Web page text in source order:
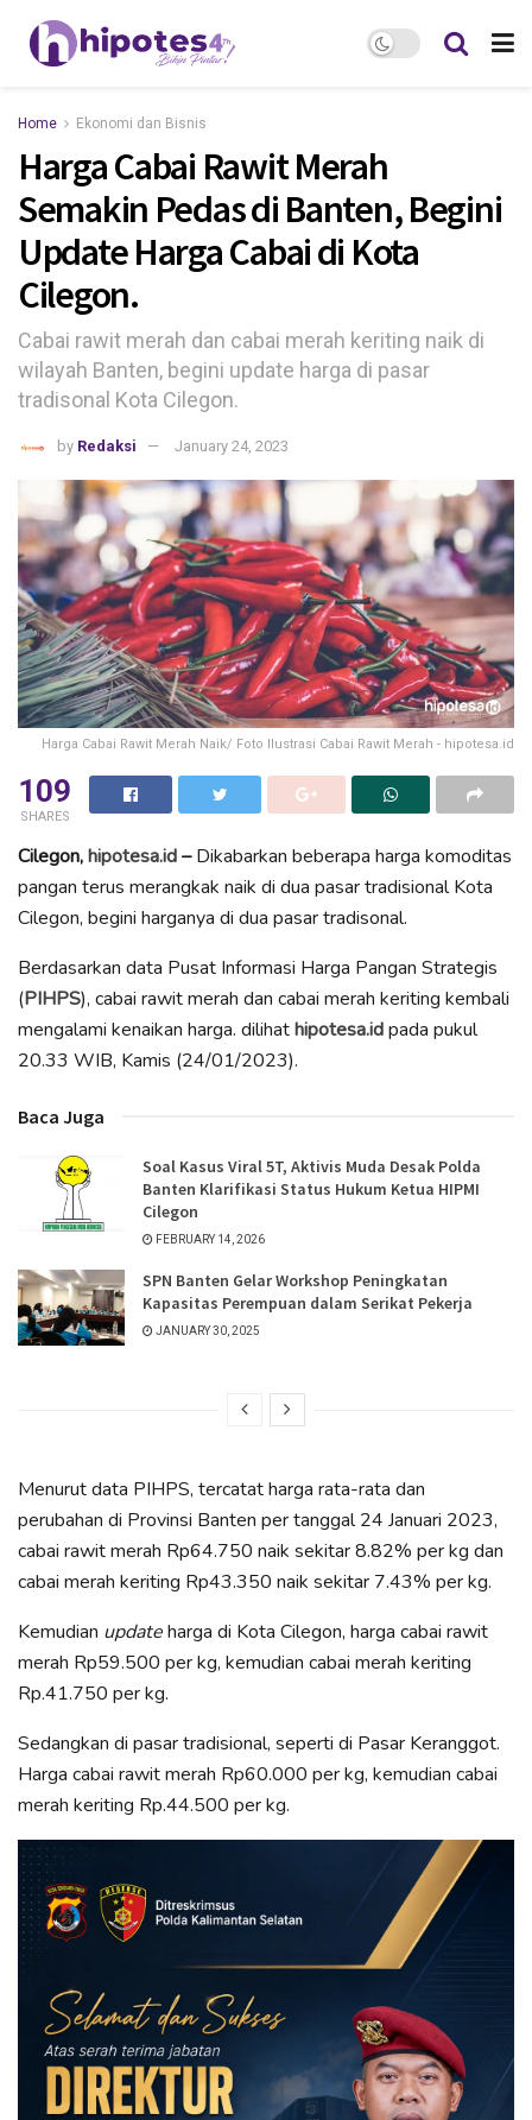
Home Ekonomi dan Bisnis
Harga Cabai Rawit Merah
Semakin Pedas di Banten, Begini
Update Harga Cabai di Kota
Cilegon.
Cabai rawit merah dan cabai merah keriting naik di
wilayah Banten, begini update harga di pasar
tradisonal Kota Cilegon.
by Redaksi January 24, 2023
Harga Cabai Rawit Merah Naik/ Foto Ilustrasi Cabai Rawit Merah - hipotesa.id
109
SHARES
Cilegon,hipotesa.id–Dikabarkan beberapa harga komoditas
pangan terus merangkak naik di dua pasar tradisional Kota
Cilegon, begini harganya di dua pasar tradisonal.
Berdasarkan data Pusat Informasi Harga Pangan Strategis
(PIHPS), cabai rawit merah dan cabai merah keriting kembali
mengalami kenaikan harga. dilihathipotesa.idpada pukul
20.33 WIB, Kamis (24/01/2023).
Baca Juga
Soal Kasus Viral 5T, Aktivis Muda Desak Polda
Banten Klarifikasi Status Hukum Ketua HIPMI
Cilegon
FEBRUARY 14, 2026
SPN Banten Gelar Workshop Peningkatan
Kapasitas Perempuan dalam Serikat Pekerja
JANUARY 30, 2025
Menurut data PIHPS, tercatat harga rata-rata dan
perubahan di Provinsi Banten per tanggal 24 Januari 2023,
cabai rawit merah Rp64.750 naik sekitar 8.82% per kg dan
cabai merah keriting Rp43.350 naik sekitar 7.43% per kg.
Kemudian updateharga di Kota Cilegon, harga cabai rawit
merah Rp59.500 per kg, kemudian cabai merah keriting
Rp.41.750 per kg.
Sedangkan di pasar tradisional, seperti di Pasar Keranggot.
Harga cabai rawit merah Rp60.000 per kg, kemudian cabai
merah keriting Rp.44.500 per kg.